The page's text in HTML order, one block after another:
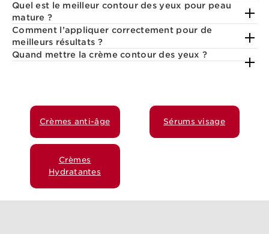
Quel est le meilleur contour des yeux pour peau
mature ?
Comment l’appliquer correctement pour de
meilleurs résultats ?
Quand mettre la crème contour des yeux ?
Crèmes anti-âge Sérums visage
Crèmes
Hydratantes